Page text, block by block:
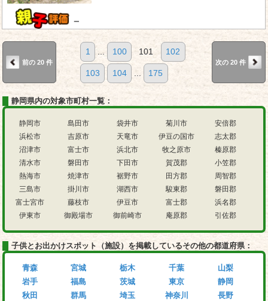
－
前の 20 件
1 ... 100 101 102
103 104 ... 175
次の 20 件
静岡県内の対象市町村一覧：
静岡市
浜松市
沼津市
清水市
熱海市
三島市
富士宮市
伊東市
島田市
吉原市
富士市
磐田市
焼津市
掛川市
藤枝市
御殿場市
袋井市
天竜市
浜北市
下田市
裾野市
湖西市
伊豆市
御前崎市
菊川市
伊豆の国市
牧之原市
賀茂郡
田方郡
駿東郡
富士郡
庵原郡
安倍郡
志太郡
榛原郡
小笠郡
周智郡
磐田郡
浜名郡
引佐郡
子供とお出かけスポット（施設）を掲載しているその他の都道府県：
青森
岩手
秋田
宮城
福島
群馬
栃木
茨城
埼玉
千葉
東京
神奈川
山梨
静岡
長野